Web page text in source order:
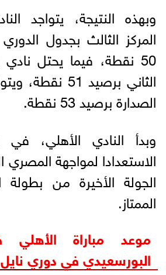
وبهذه النتيجة، يتواجد
المركز الثالث بجدول
50 نقطة، فيما يحتل نادي
الثاني برصيد
الصدارة برصيد 53 نقطة.
وبدأ النادي الأهلي، في
الاستعدادا لمواجهة
الجولة الأخيرة من
الممتاز.
موعد مباراة
البورسعيدي في دوري نايل